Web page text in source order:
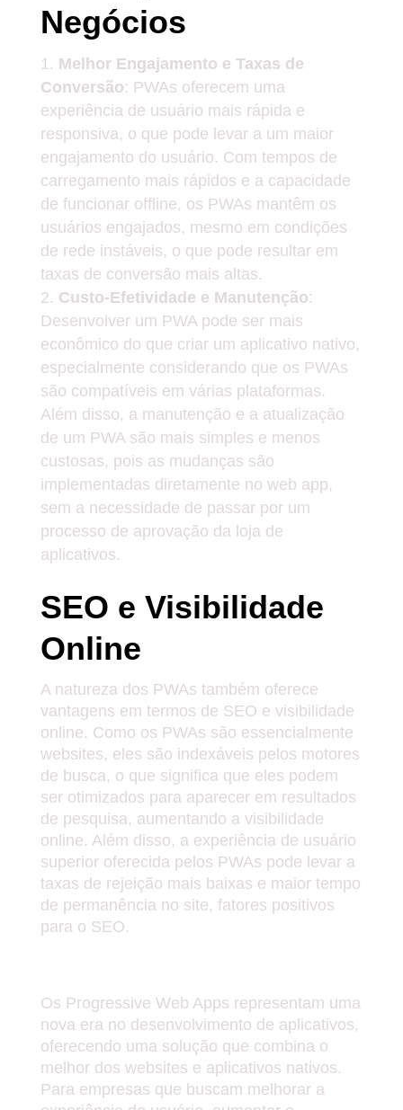
Negócios
Melhor Engajamento e Taxas de
Conversão: PWAs oferecem uma
experiência de usuário mais rápida e
responsiva, o que pode levar a um maior
engajamento do usuário. Com tempos de
carregamento mais rápidos e a capacidade
de funcionar offline, os PWAs mantêm os
usuários engajados, mesmo em condições
de rede instáveis, o que pode resultar em
taxas de conversão mais altas.
Custo-Efetividade e Manutenção:
Desenvolver um PWA pode ser mais
econômico do que criar um aplicativo nativo,
especialmente considerando que os PWAs
são compatíveis em várias plataformas.
Além disso, a manutenção e a atualização
de um PWA são mais simples e menos
custosas, pois as mudanças são
implementadas diretamente no web app,
sem a necessidade de passar por um
processo de aprovação da loja de
aplicativos.
SEO e Visibilidade
Online
A natureza dos PWAs também oferece
vantagens em termos de SEO e visibilidade
online. Como os PWAs são essencialmente
websites, eles são indexáveis pelos motores
de busca, o que significa que eles podem
ser otimizados para aparecer em resultados
de pesquisa, aumentando a visibilidade
online. Além disso, a experiência de usuário
superior oferecida pelos PWAs pode levar a
taxas de rejeição mais baixas e maior tempo
de permanência no site, fatores positivos
para o SEO.
Os Progressive Web Apps representam uma
nova era no desenvolvimento de aplicativos,
oferecendo uma solução que combina o
melhor dos websites e aplicativos nativos.
Para empresas que buscam melhorar a